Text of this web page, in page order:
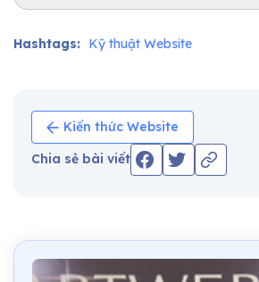
Hashtags: Kỹ thuật Website
Kiến thức Website
Chia sẻ bài viết